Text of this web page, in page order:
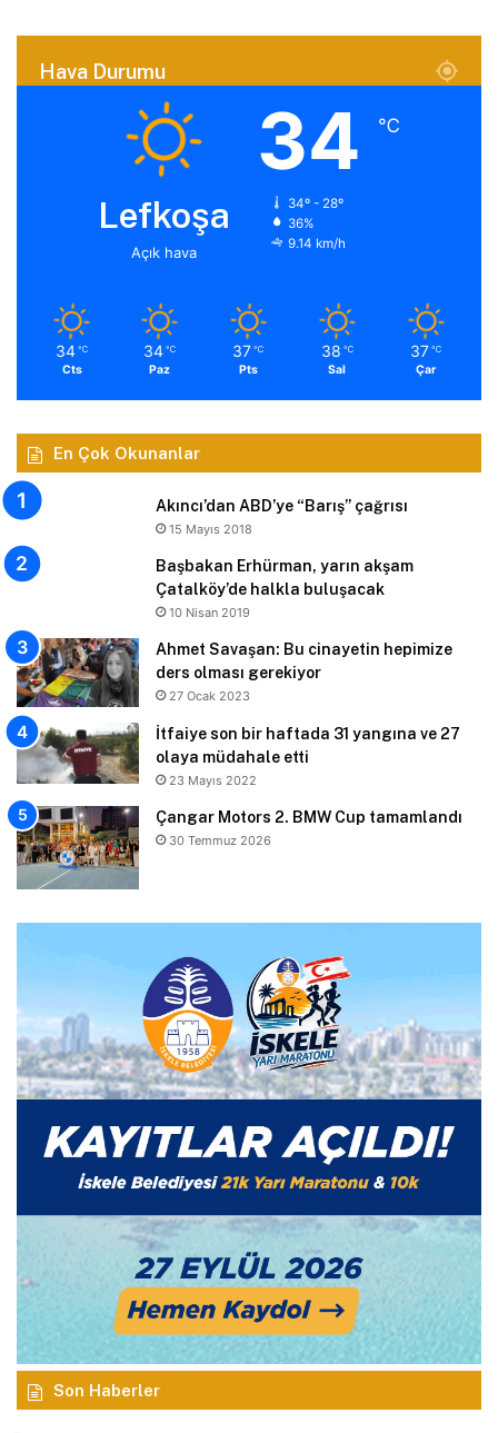
Hava Durumu
Lefkoşa
Açık hava
34 ℃
34º - 28º
36%
9.14 km/h
34 ℃
Cts
34 ℃
Paz
37 ℃
Pts
38 ℃
Sal
37 ℃
Çar
En Çok Okunanlar
Akıncı’dan ABD’ye “Barış” çağrısı
15 Mayıs 2018
Başbakan Erhürman, yarın akşam
Çatalköy’de halkla buluşacak
10 Nisan 2019
Ahmet Savaşan: Bu cinayetin hepimize
ders olması gerekiyor
27 Ocak 2023
İtfaiye son bir haftada 31 yangına ve 27
olaya müdahale etti
23 Mayıs 2022
Çangar Motors 2. BMW Cup tamamlandı
30 Temmuz 2026
Son Haberler